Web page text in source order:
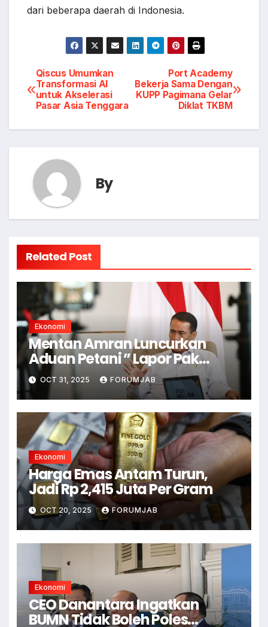
dari beberapa daerah di Indonesia.
Post
navigation
Port Academy
Bekerja Sama Dengan
KUPP Pagimana Gelar
Diklat TKBM
Qiscus Umumkan
Transformasi AI
untuk Akselerasi
Pasar Asia Tenggara
By
Related Post
Ekonomi
Mentan Amran Luncurkan
Aduan Petani ” Lapor Pak
Amran”
OCT 31, 2025 FORUMJAB
Ekonomi
Harga Emas Antam Turun,
Jadi Rp 2,415 Juta Per Gram
OCT 20, 2025 FORUMJAB
Ekonomi
CEO Danantara Ingatkan
BUMN Tidak Boleh Poles